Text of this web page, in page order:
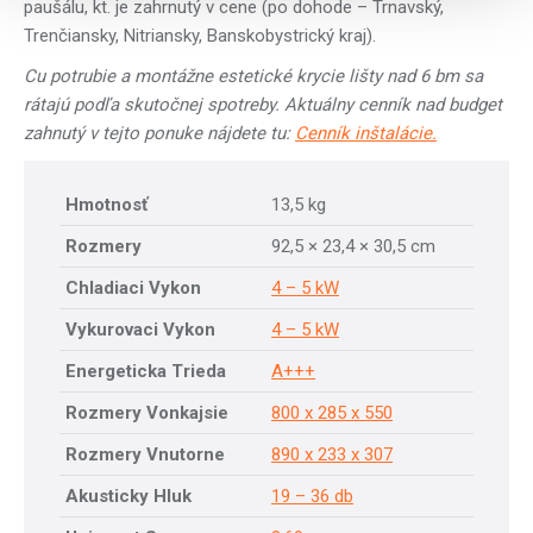
paušálu, kt. je zahrnutý v cene (po dohode – Trnavský,
Trenčiansky, Nitriansky, Banskobystrický kraj).
Cu potrubie a montážne estetické krycie lišty nad 6 bm sa
rátajú podľa skutočnej spotreby. Aktuálny cenník nad budget
zahnutý v tejto ponuke nájdete tu: Cenník inštalácie.
Hmotnosť
13,5 kg
Rozmery
92,5 × 23,4 × 30,5 cm
Chladiaci Vykon
4 – 5 kW
Vykurovaci Vykon
4 – 5 kW
Energeticka Trieda
A+++
Rozmery Vonkajsie
800 x 285 x 550
Rozmery Vnutorne
890 x 233 x 307
Akusticky Hluk
19 – 36 db